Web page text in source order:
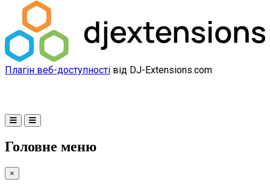
Плагін веб-доступності від DJ-Extensions.com
Головне меню
×